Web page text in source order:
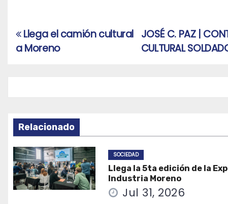
Navegación
de
JOSÉ C. PAZ |
CULTURAL
Llega el camión cultural
a Moreno
Relacionado
SOCIEDAD
Llega la 5ta edición de la
Industria Moreno
Jul 31, 2026